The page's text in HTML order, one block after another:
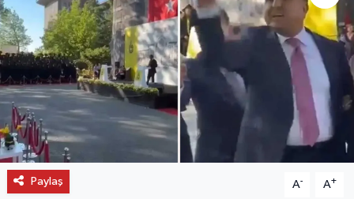
Paylaş A- A+
SON DAKİKA
SPOR
FİNANS